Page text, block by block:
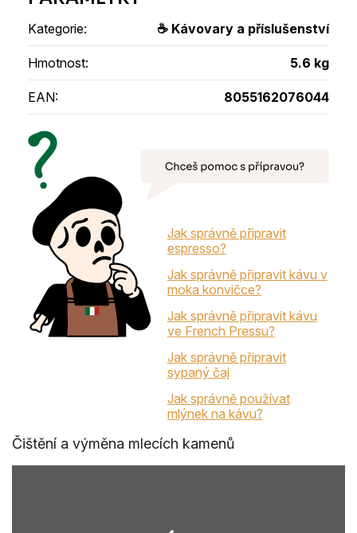
Kategorie: ☕ Kávovary a příslušenství
Hmotnost: 5.6 kg
EAN: 8055162076044
Jak správně připravit
espresso?
Jak správně připravit kávu v
moka konvičce?
Jak správně připravit kávu
ve French Pressu?
Jak správně připravit
sypaný čaj
Jak správně používat
mlýnek na kávu?
Čištění a výměna mlecích kamenů